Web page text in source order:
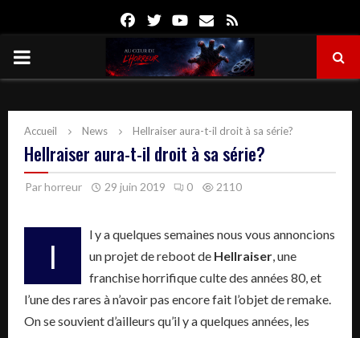
FacebookTwitterYoutube
Email
PRIMARY
Accueil News Hellraiser aura-t-il droit à sa série?
Hellraiser aura-t-il droit à sa série?
Parhorreur 29 juin 2019 0 2110
I
l y a quelques semaines nous vous annoncions
un projet de reboot de Hellraiser, une
franchise horrifique culte des années 80, et
l’une des rares à n’avoir pas encore fait l’objet de remake.
On se souvient d’ailleurs qu’il y a quelques années, les